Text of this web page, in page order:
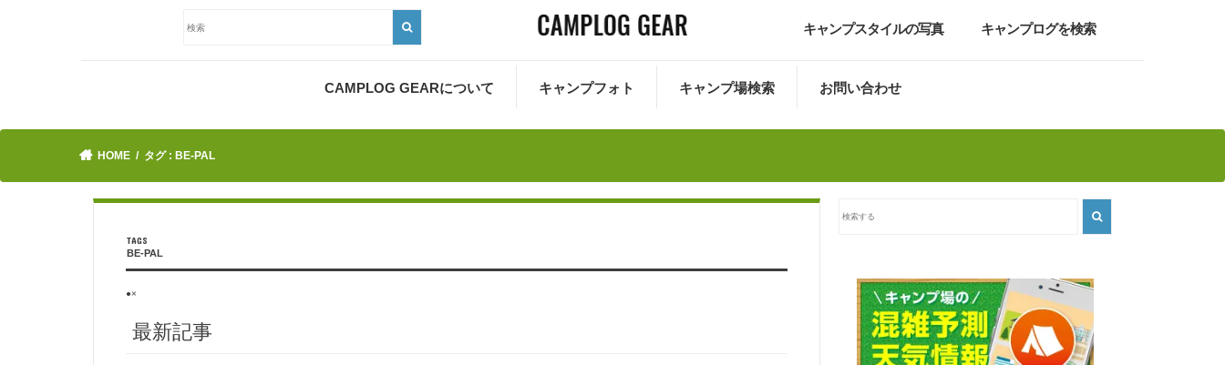
キャンプスタイルの写真 キャンプログを検索
CAMPLOG GEARについて キャンプフォト キャンプ場検索 お問い合わせ
HOME タグ : BE-PAL
BE-PAL
●×
最新記事